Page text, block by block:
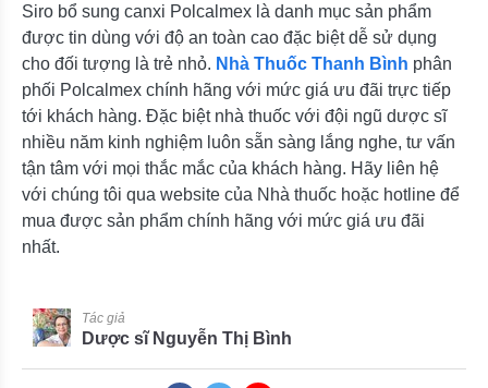
Siro bổ sung canxi Polcalmex là danh mục sản phẩm
được tin dùng với độ an toàn cao đặc biệt dễ sử dụng
cho đối tượng là trẻ nhỏ. Nhà Thuốc Thanh Bình phân
phối Polcalmex chính hãng với mức giá ưu đãi trực tiếp
tới khách hàng. Đặc biệt nhà thuốc với đội ngũ dược sĩ
nhiều năm kinh nghiệm luôn sẵn sàng lắng nghe, tư vấn
tận tâm với mọi thắc mắc của khách hàng. Hãy liên hệ
với chúng tôi qua website của Nhà thuốc hoặc hotline để
mua được sản phẩm chính hãng với mức giá ưu đãi
nhất.
Tác giả
Dược sĩ Nguyễn Thị Bình